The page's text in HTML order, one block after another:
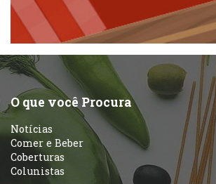
Peixes e Frutos do Mar
Pizzarias
Portuguesa
Self-service
Pizzarias
Portuguesa
Sobremesas e sorvetes
Variados
O que você Procura
Notícias
Comer e Beber
Coberturas
Colunistas